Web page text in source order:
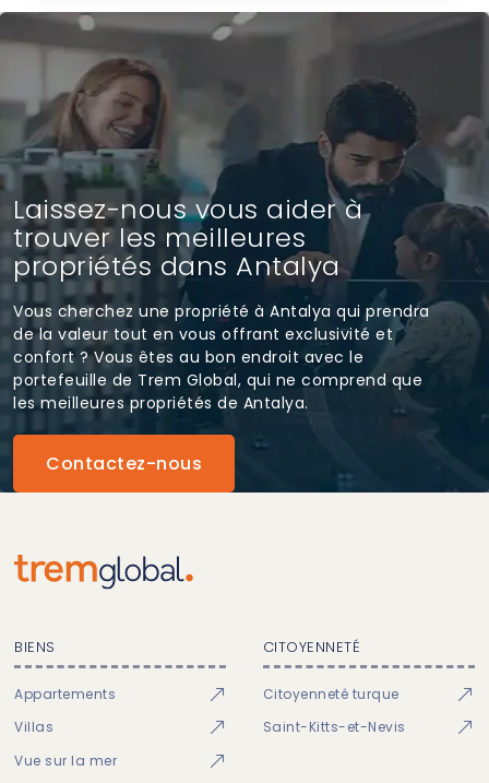
Laissez-nous vous aider à
trouver les meilleures
propriétés dans Antalya
Vous cherchez une propriété à Antalya qui prendra
de la valeur tout en vous offrant exclusivité et
confort ? Vous êtes au bon endroit avec le
portefeuille de Trem Global, qui ne comprend que
les meilleures propriétés de Antalya.
Contactez-nous
BIENS
Appartements
Villas
Vue sur la mer
CITOYENNETÉ
Citoyenneté turque
Saint-Kitts-et-Nevis